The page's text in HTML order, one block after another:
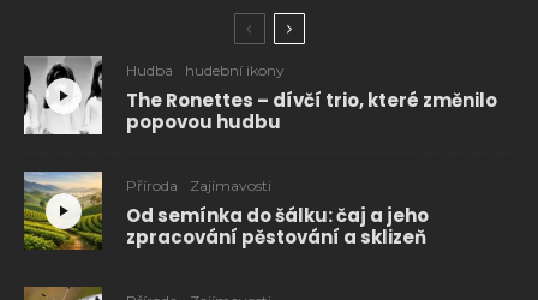
Hudba hudební ikony
The Ronettes – dívčí trio, které změnilo
popovou hudbu
Příroda Zajímavosti
Od semínka do šálku: čaj a jeho
zpracování pěstování a sklizeň